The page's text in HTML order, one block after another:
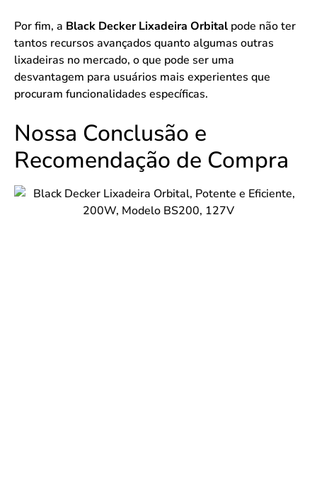
Por fim, a Black Decker Lixadeira Orbital pode não ter
tantos recursos avançados quanto algumas outras
lixadeiras no mercado, o que pode ser uma
desvantagem para usuários mais experientes que
procuram funcionalidades específicas.
Nossa Conclusão e
Recomendação de Compra